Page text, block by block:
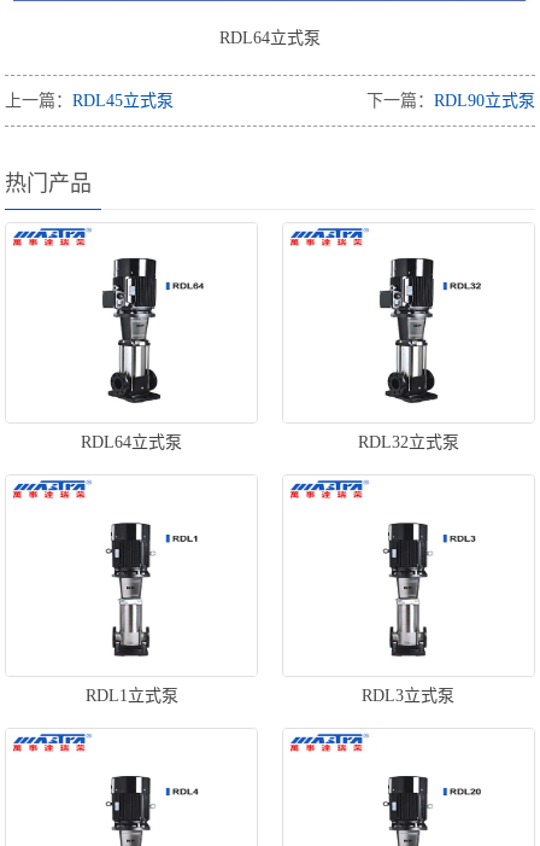
RDL64立式泵
上一篇：RDL45立式泵 下一篇： RDL90立式泵
热门产品
RDL64立式泵 RDL32立式泵
RDL1立式泵 RDL3立式泵